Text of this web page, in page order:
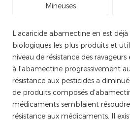
Mineuses
L’acaricide abamectine en est
biologiques les plus produits et
niveau de résistance des
à l'abamectine progressivement
résistance aux pesticides a
de produits composés
médicaments semblaient
résistance aux médicaments. Il